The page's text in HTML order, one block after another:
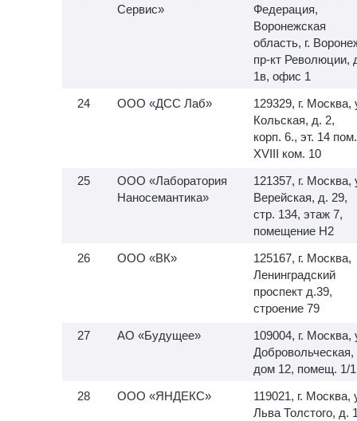
Сервис»
Федерация,
Воронежская
область, г.
пр-кт Революции,
1в, офис 1
ООО «ДСС Лаб»
129329, г. Москва,
Кольская, д. 2,
корп. 6., эт. 14 пом.
XVIII ком. 10
ООО «Лаборатория
Наносемантика»
121357, г. Москва,
Верейская, д. 29,
стр. 134, этаж 7,
помещение H2
ООО «ВК»
125167, г. Москва,
Ленинградский
проспект д.39,
строение 79
АО «Будущее»
109004, г. Москва,
Добровольческая,
дом 12, помещ. 1/1
ООО «ЯНДЕКС»
119021, г. Москва,
Льва Толстого, д.